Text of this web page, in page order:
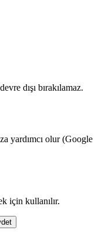
dışı bırakılamaz.
yardımcı olur (Google
için kullanılır.